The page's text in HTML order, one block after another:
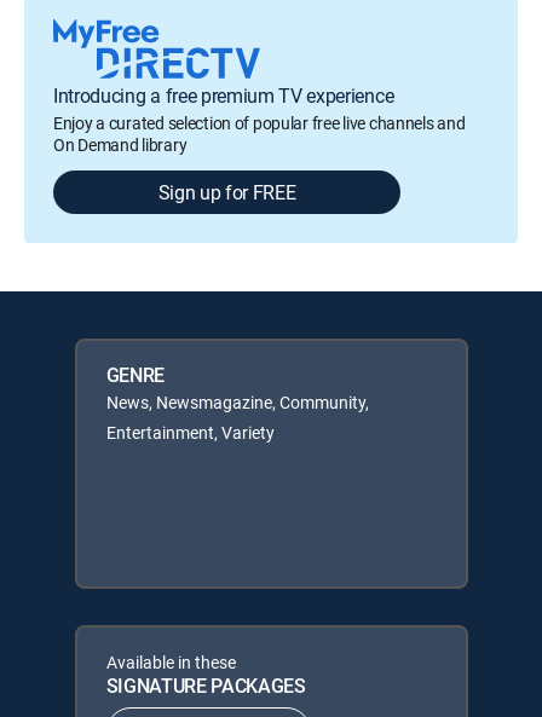
Introducing a free premium TV experience
Enjoy a curated selection of popular free live channels and
On Demand library
Sign up for FREE
GENRE
News, Newsmagazine, Community,
Entertainment, Variety
Available in these
SIGNATURE PACKAGES